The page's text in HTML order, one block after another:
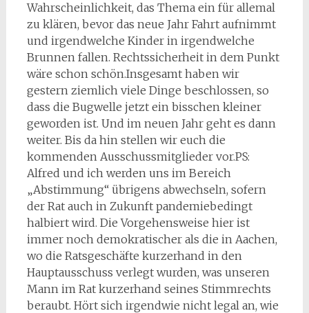
Wahrscheinlichkeit, das Thema ein für allemal
zu klären, bevor das neue Jahr Fahrt aufnimmt
und irgendwelche Kinder in irgendwelche
Brunnen fallen. Rechtssicherheit in dem Punkt
wäre schon schön.Insgesamt haben wir
gestern ziemlich viele Dinge beschlossen, so
dass die Bugwelle jetzt ein bisschen kleiner
geworden ist. Und im neuen Jahr geht es dann
weiter. Bis da hin stellen wir euch die
kommenden Ausschussmitglieder vor.PS:
Alfred und ich werden uns im Bereich
„Abstimmung“ übrigens abwechseln, sofern
der Rat auch in Zukunft pandemiebedingt
halbiert wird. Die Vorgehensweise hier ist
immer noch demokratischer als die in Aachen,
wo die Ratsgeschäfte kurzerhand in den
Hauptausschuss verlegt wurden, was unseren
Mann im Rat kurzerhand seines Stimmrechts
beraubt. Hört sich irgendwie nicht legal an, wie